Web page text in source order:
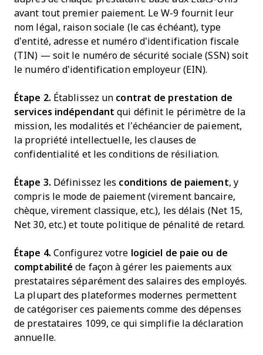
avant tout premier paiement. Le W-9 fournit leur
nom légal, raison sociale (le cas échéant), type
d’entité, adresse et numéro d’identification fiscale
(TIN) — soit le numéro de sécurité sociale (SSN) soit
le numéro d’identification employeur (EIN).
Étape 2. Établissez un contrat de prestation de
services indépendant qui définit le périmètre de la
mission, les modalités et l’échéancier de paiement,
la propriété intellectuelle, les clauses de
confidentialité et les conditions de résiliation.
Étape 3. Définissez les conditions de paiement, y
compris le mode de paiement (virement bancaire,
chèque, virement classique, etc.), les délais (Net 15,
Net 30, etc.) et toute politique de pénalité de retard.
Étape 4. Configurez votre logiciel de paie ou de
comptabilité de façon à gérer les paiements aux
prestataires séparément des salaires des employés.
La plupart des plateformes modernes permettent
de catégoriser ces paiements comme des dépenses
de prestataires 1099, ce qui simplifie la déclaration
annuelle.